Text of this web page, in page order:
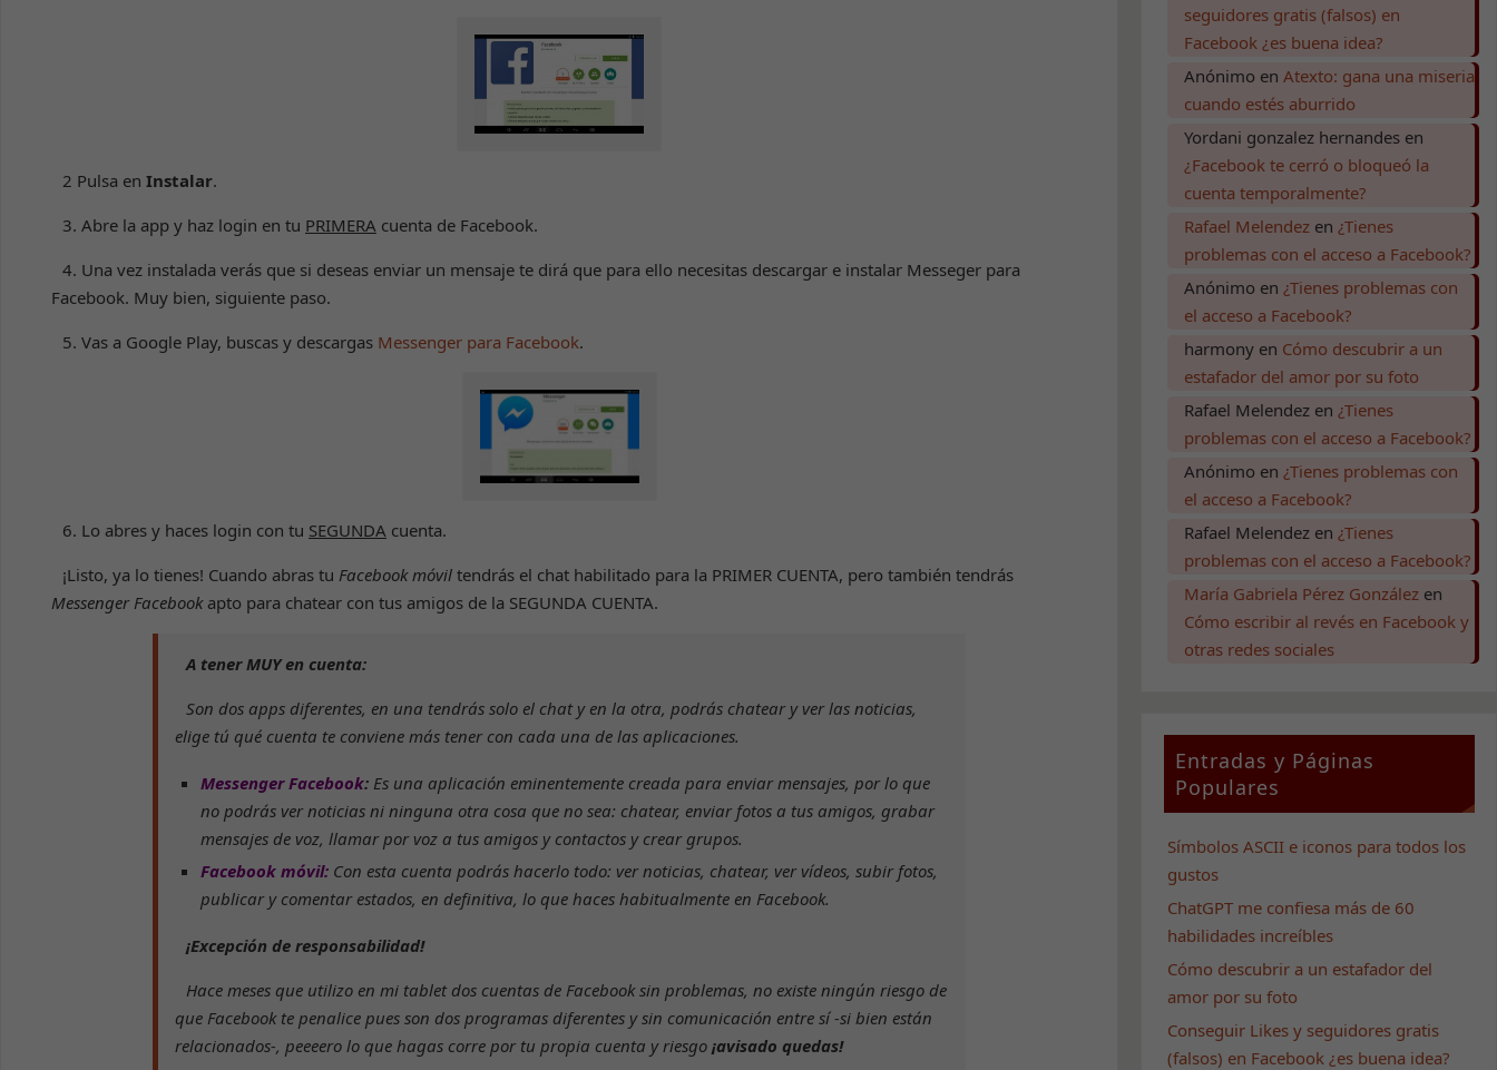
2 Pulsa en Instalar.
3. Abre la app y haz login en tu PRIMERA cuenta de Facebook.
4. Una vez instalada verás que si deseas enviar un mensaje te dirá que para ello necesitas descargar e instalar Messeger para
Facebook. Muy bien, siguiente paso.
5. Vas a Google Play, buscas y descargas Messenger para Facebook.
6. Lo abres y haces login con tu SEGUNDA cuenta.
¡Listo, ya lo tienes! Cuando abras tu Facebook móvil tendrás el chat habilitado para la PRIMER CUENTA, pero también tendrás
Messenger Facebookapto para chatear con tus amigos de la SEGUNDA CUENTA.
A tener MUY en cuenta:
Son dos apps diferentes, en una tendrás solo el chat y en la otra, podrás chatear y ver las noticias,
elige tú qué cuenta te conviene más tener con cada una de las aplicaciones.
Messenger Facebook:Es una aplicación eminentemente creada para enviar mensajes, por lo que
no podrás ver noticias ni ninguna otra cosa que no sea: chatear, enviar fotos a tus amigos, grabar
mensajes de voz, llamar por voz a tus amigos y contactos y crear grupos.
Facebook móvil:Con esta cuenta podrás hacerlo todo: ver noticias, chatear, ver vídeos, subir fotos,
publicar y comentar estados, en definitiva, lo que haces habitualmente en Facebook.
¡Excepción de responsabilidad!
Hace meses que utilizo en mi tablet dos cuentas de Facebook sin problemas, no existe ningún riesgo de
que Facebook te penalice pues son dos programas diferentes y sin comunicación entre sí -si bien están
relacionados-, peeeero lo que hagas corre por tu propia cuenta y riesgo¡avisado quedas!
seguidores gratis (falsos) en
Facebook ¿es buena idea?
Anónimo en Atexto: gana una miseria
cuando estés aburrido
Yordani gonzalez hernandesen
¿Facebook te cerró o bloqueó la
cuenta temporalmente?
Rafael Melendezen ¿Tienes
problemas con el acceso a Facebook?
Anónimo en ¿Tienes problemas con
el acceso a Facebook?
harmonyen Cómo descubrir a un
estafador del amor por su foto
Rafael Melendezen ¿Tienes
problemas con el acceso a Facebook?
Anónimo en ¿Tienes problemas con
el acceso a Facebook?
Rafael Melendezen ¿Tienes
problemas con el acceso a Facebook?
María Gabriela Pérez Gonzálezen
Cómo escribir al revés en Facebook y
otras redes sociales
Entradas y Páginas
Populares
Símbolos ASCII e iconos para todos los
gustos
ChatGPT me confiesa más de 60
habilidades increíbles
Cómo descubrir a un estafador del
amor por su foto
Conseguir Likes y seguidores gratis
(falsos) en Facebook ¿es buena idea?
Necesarias
Estas